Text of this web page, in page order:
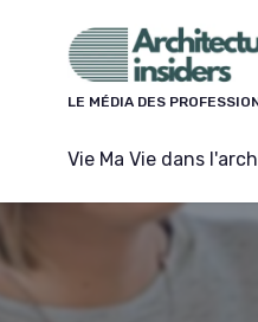
LE MÉDIA DES
Vie Ma Vie dans